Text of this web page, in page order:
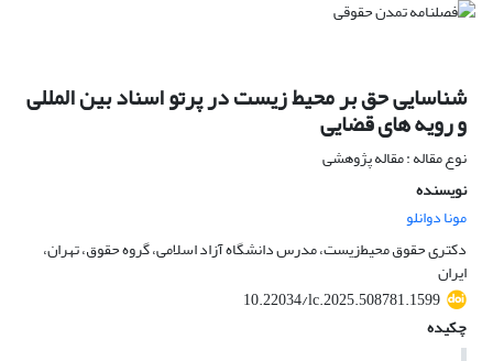
شناسایی حق بر محیط زیست در پرتو اسناد بین المللی
و رویه های قضایی
نوع مقاله : مقاله پژوهشی
نویسنده
مونا دوانلو
دکتری حقوق محیط‌زیست، مدرس دانشگاه آزاد اسلامی، گروه حقوق، تهران،
ایران
10.22034/lc.2025.508781.1599
چکیده